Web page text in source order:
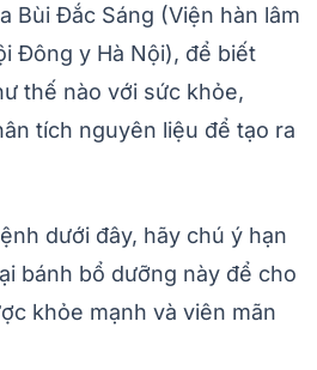
Bùi Đắc Sáng (Viện hàn lâm
Đông y Hà Nội), để biết
thế nào với sức khỏe,
tích nguyên liệu để tạo ra
dưới đây, hãy chú ý hạn
bánh bổ dưỡng này để cho
khỏe mạnh và viên mãn